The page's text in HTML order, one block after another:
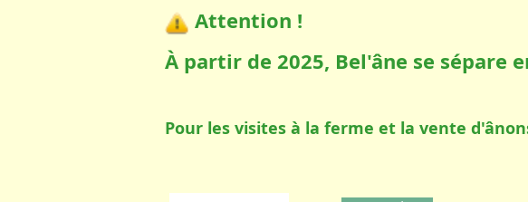
Attention !
À partir de 2025, Bel'âne se sépare
Pour les visites à la ferme et la vente